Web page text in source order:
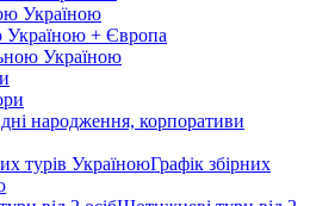
Україною
Україною + Європа
Україною
народження, корпоративи
Графік збірних